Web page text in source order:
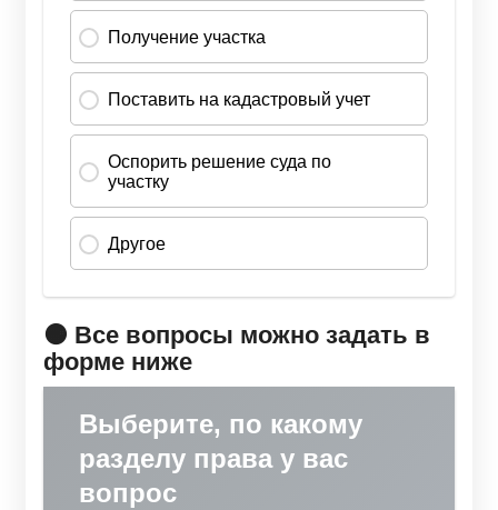
🟠 Все вопросы можно задать в
форме ниже